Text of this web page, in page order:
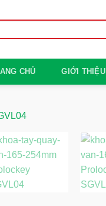
CHỦ GIỚI THIỆU